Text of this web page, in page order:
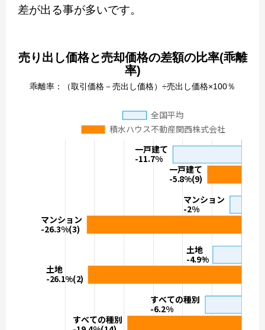
差が出る事が多いです。
売り出し価格と売却価格の差額の比率(乖離
率)
乖離率：（取引価格－売出し価格）÷売出し価格×100％